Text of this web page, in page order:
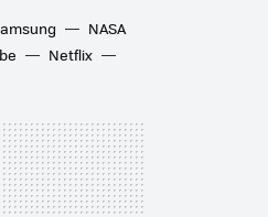
NASA
Netflix